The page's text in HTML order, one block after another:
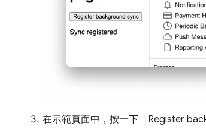
在示範頁面中，按一下「Register